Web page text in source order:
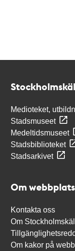
Medioteket,
Stadsmuseet
Medeltidsmuseet
Stadsbiblioteket
Stadsarkivet
Om
Kontakta oss
Om
Om kakor på